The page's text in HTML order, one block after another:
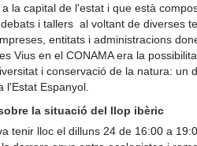
la capital de l'estat i que està
i tallers al voltant de diverses
entitats i administracions
Vius en el CONAMA era la
i conservació de la natura: un
l'Estat Espanyol.
la situació del llop ibèric
tenir lloc el dilluns 24 de 16:00 a